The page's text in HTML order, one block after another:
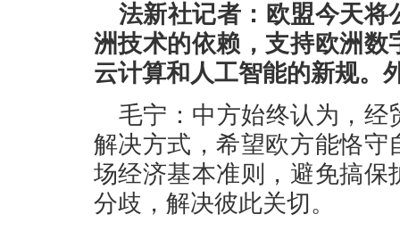
法新社记者：欧盟今天
洲技术的依赖，支持欧洲
云计算和人工智能的新规。
毛宁：中方始终认为，
解决方式，希望欧方能恪
场经济基本准则，避免搞
分歧，解决彼此关切。